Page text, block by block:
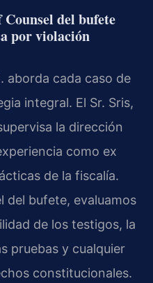
del bufete
por violación
aborda cada caso de
integral. El Sr. Sris,
la dirección
como ex
de la fiscalía.
del bufete, evaluamos
de los testigos, la
pruebas y cualquier
constitucionales.